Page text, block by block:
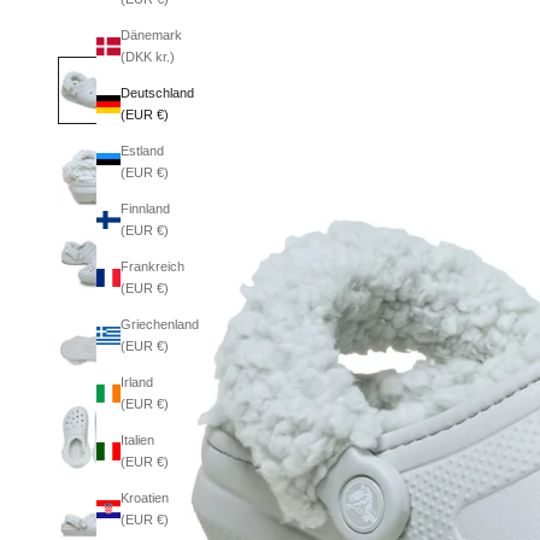
Dänemark
(DKK kr.)
Deutschland
(EUR €)
Estland
(EUR €)
Finnland
(EUR €)
Frankreich
(EUR €)
Griechenland
(EUR €)
Irland
(EUR €)
Italien
(EUR €)
Kroatien
(EUR €)